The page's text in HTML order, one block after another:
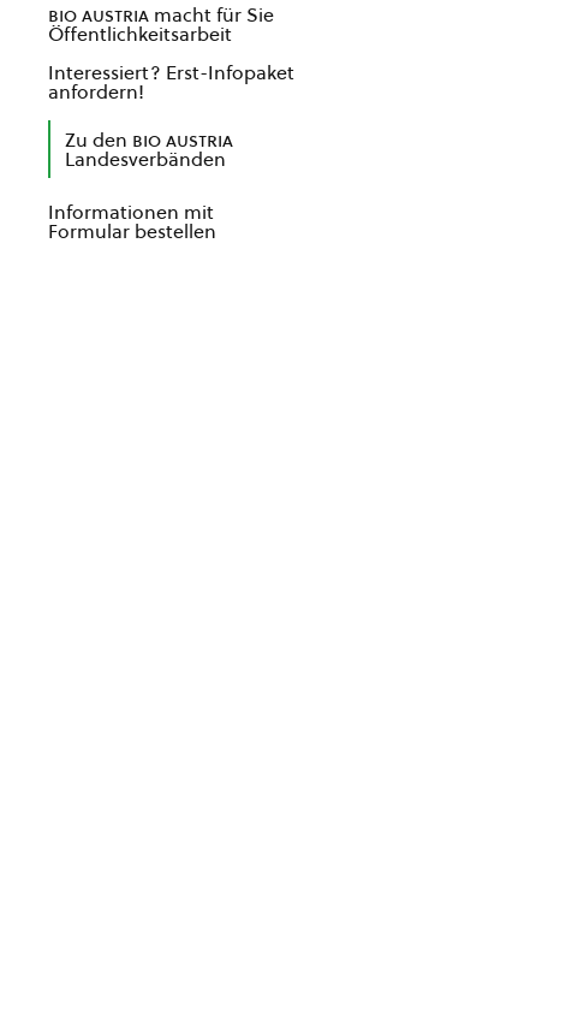
bio austria macht für Sie
Öffentlichkeitsarbeit
Interessiert? Erst-Infopaket
anfordern!
Zu den bio austria
Landesverbänden
Informationen mit
Formular bestellen